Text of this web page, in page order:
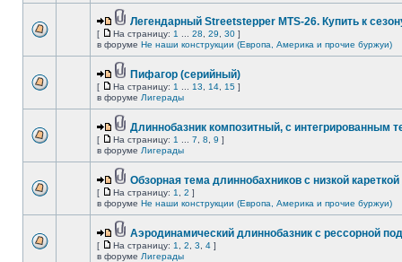
Легендарный Streetstepper MTS-26. Купить к
[ На страницу: 1 28 29 30 ]
в форуме Не наши конструкции (Европа, Америка и прочие буржуи)
Пифагор (серийный)
[ На страницу: 1 13 14 15 ]
в форуме Лигерады
Длиннобазник композитный, с интегрированным
[ На страницу: 1 7 8 9 ]
в форуме Лигерады
Обзорная тема длиннобахников с низкой кареткой
[ На страницу: 1 2 ]
в форуме Не наши конструкции (Европа, Америка и прочие буржуи)
Аэродинамический длиннобазник с рессорной
[ На страницу: 1 2 3 4 ]
в форуме Лигерады